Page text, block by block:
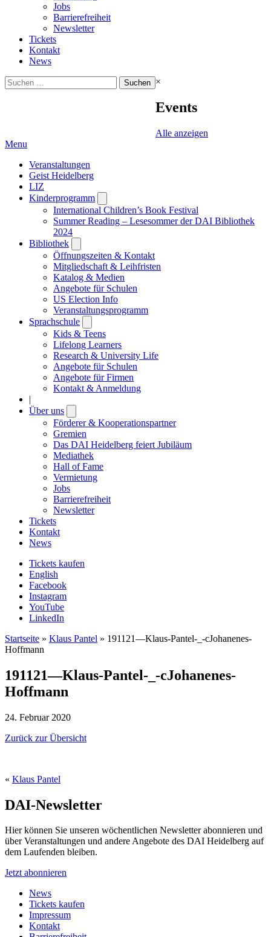
Jobs
Barrierefreiheit
Newsletter
Tickets
Kontakt
News
Suchen
nach:
×
Events
Alle anzeigen
Menu
Veranstaltungen
Geist Heidelberg
LIZ
Kinderprogramm
submenu
International Children’s Book Festival
Summer Reading – Lesesommer der DAI Bibliothek
2024
Bibliothek
submenu
Öffnungszeiten & Kontakt
Mitgliedschaft & Leihfristen
Katalog & Medien
Angebote für Schulen
US Election Info
Veranstaltungsprogramm
Sprachschule
submenu
Kids & Teens
Lifelong Learners
Research & University Life
Angebote für Schulen
Angebote für Firmen
Kontakt & Anmeldung
|
Über uns
submenu
Förderer & Kooperationspartner
Gremien
Das DAI Heidelberg feiert Jubiläum
Mediathek
Hall of Fame
Vermietung
Jobs
Barrierefreiheit
Newsletter
Tickets
Kontakt
News
Tickets kaufen
English
Facebook
Instagram
YouTube
LinkedIn
Startseite » Klaus Pantel » 191121—Klaus-Pantel-_-cJohanenes-
Hoffmann
191121—Klaus-Pantel-_-cJohanenes-
Hoffmann
24. Februar 2020
Zurück zur Übersicht
« Klaus Pantel
DAI-Newsletter
Hier können Sie unseren wöchentlichen Newsletter abonnieren und
über Veranstaltungen und andere Angebote des DAI Heidelberg auf
dem Laufenden bleiben.
Jetzt abonnieren
News
Tickets kaufen
Impressum
Kontakt